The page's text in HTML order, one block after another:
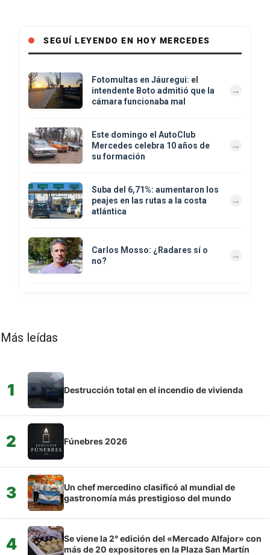
SEGUÍ LEYENDO EN HOY MERCEDES
Fotomultas en Jáuregui: el
intendente Boto admitió que la
cámara funcionaba mal
Este domingo el AutoClub
Mercedes celebra 10 años de
su formación
Suba del 6,71%: aumentaron los
peajes en las rutas a la costa
atlántica
Carlos Mosso: ¿Radares sí o
no?
Más leídas
1 Destrucción total en el incendio de vivienda
2 Fúnebres 2026
3
Un chef mercedino clasificó al mundial de
gastronomía más prestigioso del mundo
4
Se viene la 2° edición del «Mercado Alfajor» con
más de 20 expositores en la Plaza San Martín